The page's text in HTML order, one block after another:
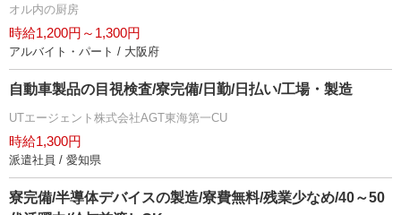
オル内の厨房
時給1,200円～1,300円
アルバイト・パート / 大阪府
自動車製品の目視検査/寮完備/日勤/日払い/工場・製造
UTエージェント株式会社AGT東海第一CU
時給1,300円
派遣社員 / 愛知県
寮完備/半導体デバイスの製造/寮費無料/残業少なめ/40～50